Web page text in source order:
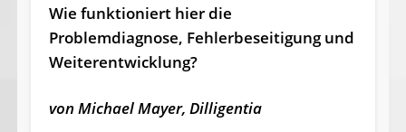
Wie funktioniert hier die
Problemdiagnose, Fehlerbeseitigung und
Weiterentwicklung?
von Michael Mayer, Dilligentia